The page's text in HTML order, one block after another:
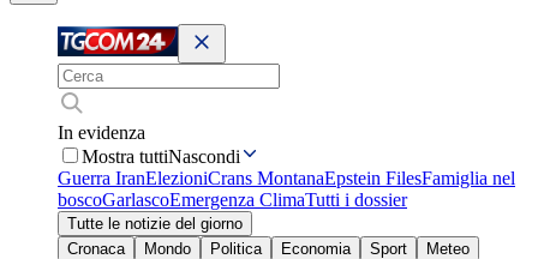
In evidenza
Mostra tuttiNascondi
Guerra IranElezioniCrans MontanaEpstein FilesFamiglia nel
boscoGarlascoEmergenza ClimaTutti i dossier
Tutte le notizie del giorno
Cronaca
Mondo Politica Economia Sport
Meteo